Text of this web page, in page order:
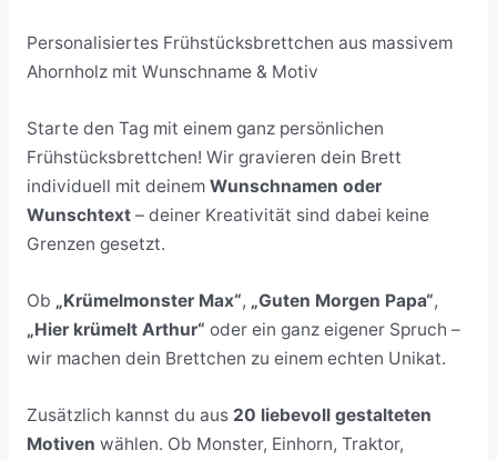
Personalisiertes Frühstücksbrettchen aus massivem
Ahornholz mit Wunschname & Motiv
Starte den Tag mit einem ganz persönlichen
Frühstücksbrettchen! Wir gravieren dein Brett
individuell mit deinem Wunschnamen oder
Wunschtext– deiner Kreativität sind dabei keine
Grenzen gesetzt.
Ob „Krümelmonster Max“, „Guten Morgen Papa“,
„Hier krümelt Arthur“ oder ein ganz eigener Spruch –
wir machen dein Brettchen zu einem echten Unikat.
Zusätzlich kannst du aus 20 liebevoll gestalteten
Motiven wählen. Ob Monster, Einhorn, Traktor,